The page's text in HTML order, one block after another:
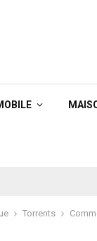
Torrents